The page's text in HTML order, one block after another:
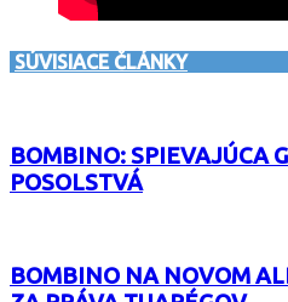
SÚVISIACE ČLÁNKY
BOMBINO: SPIEVAJÚCA
POSOLSTVÁ
BOMBINO NA NOVOM